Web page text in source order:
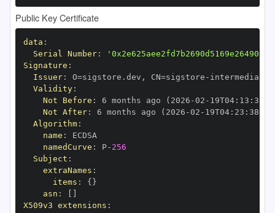
Public Key Certificate
data :
Serial Number:
Signature :
Issuer: O=sigstore.dev , CN=sigstore -
Validity:
Not Before : 6 months ago (2026 -02 - 19T04: 13 :
Not After: 6 months ago (2026 -02 - 19T04: 23 : 38+00
Algorithm:
name :
namedCurve : P- 256
Subject :
extraNames :
items : { }
asn :
X509v3 extensions :